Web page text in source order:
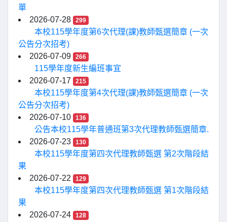
單
2026-07-28
299
本校115學年度第6次代理(課)教師甄選簡章 (一次
公告分次招考)
2026-07-09
266
115學年度新生編班事宜
2026-07-17
215
本校115學年度第4次代理(課)教師甄選簡章 (一次
公告分次招考)
2026-07-10
136
公告本校115學年普通班第3次代理教師甄選簡章.
2026-07-23
130
本校115學年度第四次代理教師甄選 第2次階段結
果
2026-07-22
129
本校115學年度第四次代理教師甄選 第1次階段結
果
2026-07-24
128